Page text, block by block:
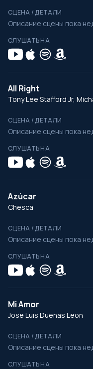
СЦЕНА / ДЕТАЛИ
Описание сцены пока
СЛУШАТЬ НА
All Right
Tony Lee Stafford Jr,
СЦЕНА / ДЕТАЛИ
Описание сцены пока
СЛУШАТЬ НА
Azúcar
Chesca
СЦЕНА / ДЕТАЛИ
Описание сцены пока
СЛУШАТЬ НА
Mi Amor
Jose Luis Duenas Leon
СЦЕНА / ДЕТАЛИ
Описание сцены пока
СЛУШАТЬ НА